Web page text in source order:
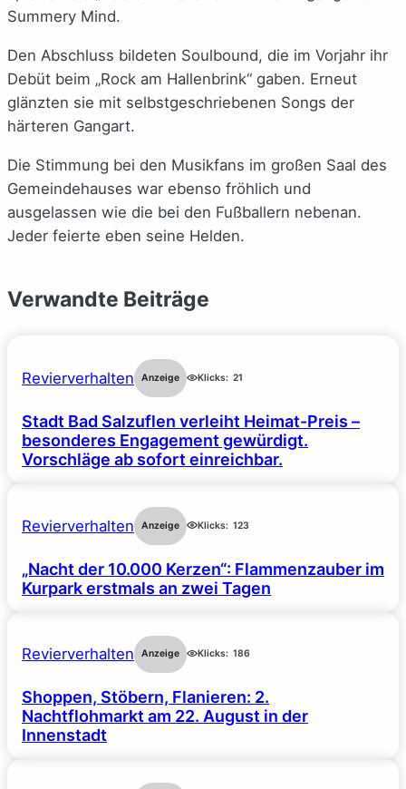
Summery Mind.
Den Abschluss bildeten Soulbound, die im Vorjahr ihr
Debüt beim „Rock am Hallenbrink“ gaben. Erneut
glänzten sie mit selbstgeschriebenen Songs der
härteren Gangart.
Die Stimmung bei den Musikfans im großen Saal des
Gemeindehauses war ebenso fröhlich und
ausgelassen wie die bei den Fußballern nebenan.
Jeder feierte eben seine Helden.
Verwandte Beiträge
Revierverhalten Anzeige Klicks: 21
Stadt Bad Salzuflen verleiht Heimat-Preis –
besonderes Engagement gewürdigt.
Vorschläge ab sofort einreichbar.
Revierverhalten Anzeige Klicks: 123
„Nacht der 10.000 Kerzen“: Flammenzauber im
Kurpark erstmals an zwei Tagen
Revierverhalten Anzeige Klicks: 186
Shoppen, Stöbern, Flanieren: 2.
Nachtflohmarkt am 22. August in der
Innenstadt